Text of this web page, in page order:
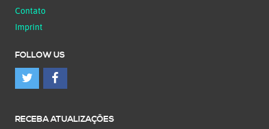
Contato
Imprint
FOLLOW US
RECEBA ATUALIZAÇÕES